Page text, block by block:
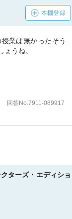
本棚登録
業は無かったそう
うね。
回答No.7911-089917
ターズ・エディショ